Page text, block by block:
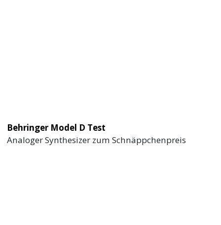
Behringer Model D Test
Analoger Synthesizer zum Schnäppchenpreis